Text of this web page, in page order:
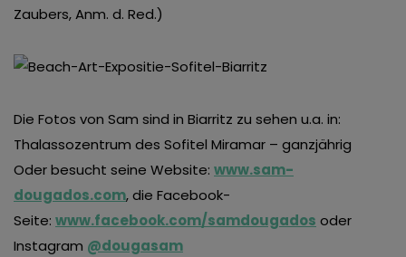
Zaubers, Anm. d. Red.)
Die Fotos von Sam sind in Biarritz zu sehen u.a. in:
Thalassozentrum des Sofitel Miramar – ganzjährig
Oder besucht seine Website: www.sam-
dougados.com, die Facebook-
Seite: www.facebook.com/samdougados oder
Instagram @dougasam